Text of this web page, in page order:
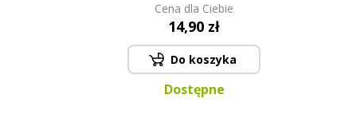
Cena dla Ciebie
14,90 zł
Do koszyka
Dostępne